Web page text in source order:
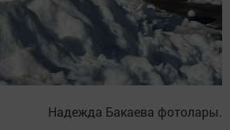
Надежда Бакаева фотолары.